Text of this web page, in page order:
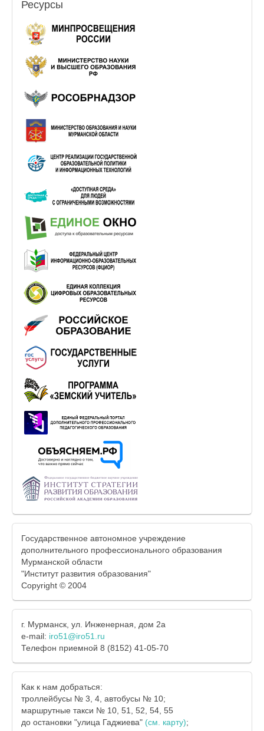
Ресурсы
Государственное автономное учреждение
дополнительного профессионального образования
Мурманской области
"Институт развития образования"
Copyright © 2004
г. Мурманск, ул. Инженерная, дом 2а
e-mail: iro51@iro51.ru
Телефон приемной 8 (8152) 41-05-70
Как к нам добраться:
троллейбусы № 3, 4, автобусы № 10;
маршрутные такси № 10, 51, 52, 54, 55
до остановки "улица Гаджиева" (см. карту);